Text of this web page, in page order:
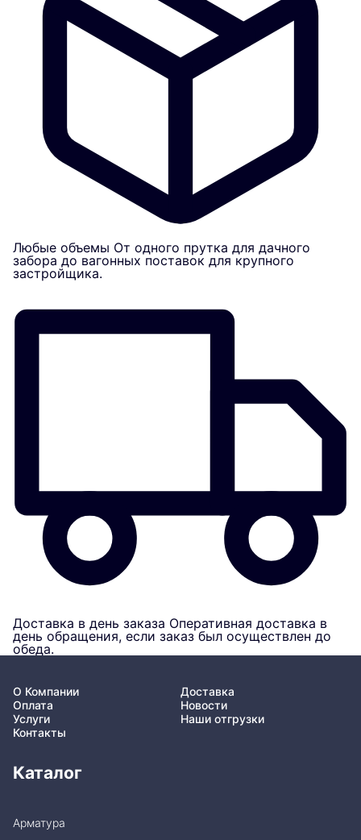
Любые объемы От одного прутка для дачного
забора до вагонных поставок для крупного
застройщика.
Доставка в день заказа Оперативная доставка в
день обращения, если заказ был осуществлен до
обеда.
О Компании
Доставка
Оплата
Новости
Услуги
Наши отгрузки
Контакты
Каталог
Арматура